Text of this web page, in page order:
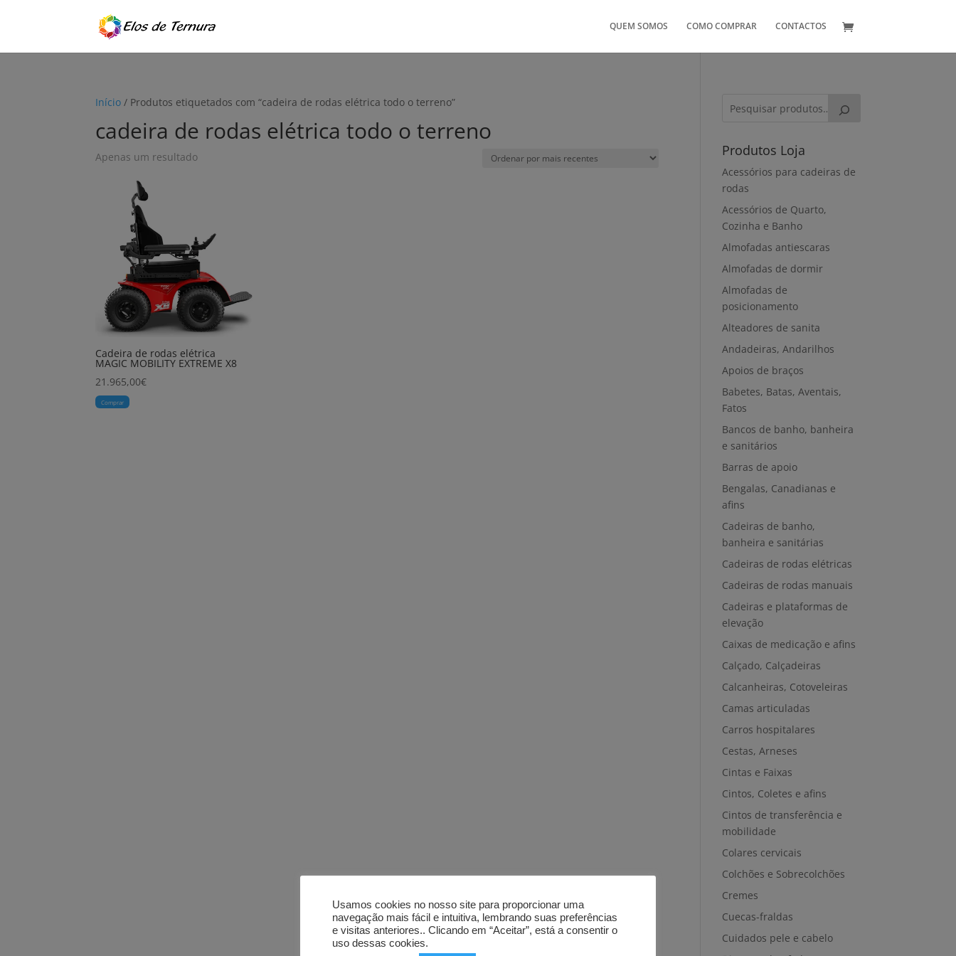
QUEM SOMOS COMO COMPRAR CONTACTOS
Início / Produtos etiquetados com “cadeira de rodas elétrica todo o terreno”
cadeira de rodas elétrica todo o terreno
Apenas um resultado
Cadeira de rodas elétrica
MAGIC MOBILITY EXTREME X8
21.965,00€
Comprar
Produtos Loja
Acessórios para cadeiras de
rodas
Acessórios de Quarto,
Cozinha e Banho
Almofadas antiescaras
Almofadas de dormir
Almofadas de
posicionamento
Alteadores de sanita
Andadeiras, Andarilhos
Apoios de braços
Babetes, Batas, Aventais,
Fatos
Bancos de banho, banheira
e sanitários
Barras de apoio
Bengalas, Canadianas e
afins
Cadeiras de banho,
banheira e sanitárias
Cadeiras de rodas elétricas
Cadeiras de rodas manuais
Cadeiras e plataformas de
elevação
Caixas de medicação e afins
Calçado, Calçadeiras
Calcanheiras, Cotoveleiras
Camas articuladas
Carros hospitalares
Cestas, Arneses
Cintas e Faixas
Cintos, Coletes e afins
Cintos de transferência e
mobilidade
Colares cervicais
Colchões e Sobrecolchões
Cremes
Cuecas-fraldas
Cuidados pele e cabelo
Usamos cookies no nosso site para proporcionar uma
navegação mais fácil e intuitiva, lembrando suas preferências
e visitas anteriores.. Clicando em “Aceitar”, está a consentir o
uso dessas cookies.